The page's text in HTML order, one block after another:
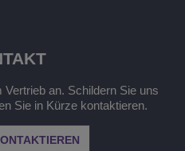
an. Schildern Sie uns
Sie in Kürze kontaktieren.